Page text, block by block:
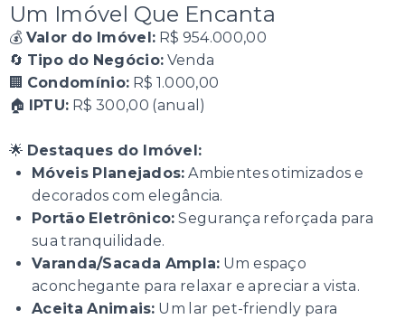
Um Imóvel Que Encanta
💰 Valor do Imóvel: R$ 954.000,00
🔄 Tipo do Negócio: Venda
🏢 Condomínio: R$ 1.000,00
🏠
IPTU: R$ 300,00 (anual)
🌟 Destaques do Imóvel:
Móveis Planejados: Ambientes otimizados e
decorados com elegância.
Portão Eletrônico: Segurança reforçada para
sua tranquilidade.
Varanda/Sacada Ampla: Um espaço
aconchegante para relaxar e apreciar a vista.
Aceita Animais: Um lar pet-friendly para